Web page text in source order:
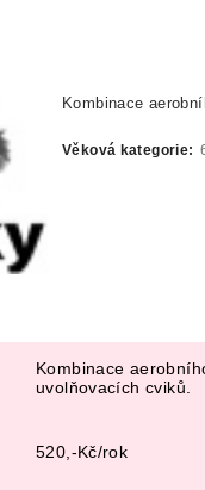
Kombinace
Věková kategorie:
Kombinace
uvolňovacích cviků.
520,-Kč/rok